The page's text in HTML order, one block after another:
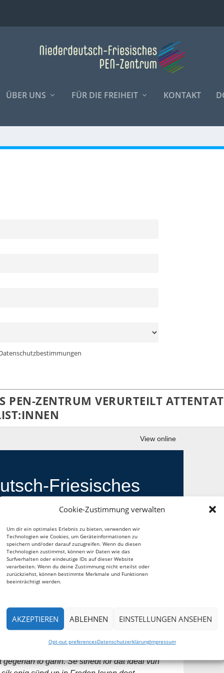
Cookie-Zustimmung verwalten
Um dir ein optimales Erlebnis zu bieten, verwenden wir
Technologien wie Cookies, um Geräteinformationen zu
speichern und/oder darauf zuzugreifen. Wenn du diesen
Technologien zustimmst, können wir Daten wie das
Surfverhalten oder eindeutige IDs auf dieser Website
verarbeiten. Wenn du deine Zustimmung nicht erteilst oder
zurückziehst, können bestimmte Merkmale und Funktionen
beeinträchtigt werden.
AKZEPTIEREN ABLEHNEN EINSTELLUNGEN ANSEHEN
Opt-out preferencesDatenschutzerklärungImpressum
ÜBER UNS FÜR DIE FREIHEIT KONTAKT
PEN-ZENTRUM VERURTEILT ATTENTAT